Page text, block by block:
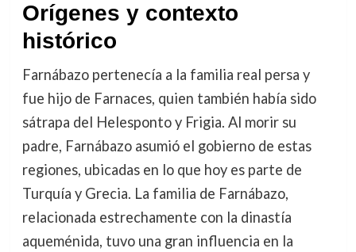
Orígenes y contexto
histórico
Farnábazo pertenecía a la familia real persa y
fue hijo de Farnaces, quien también había sido
sátrapa del Helesponto y Frigia. Al morir su
padre, Farnábazo asumió el gobierno de estas
regiones, ubicadas en lo que hoy es parte de
Turquía y Grecia. La familia de Farnábazo,
relacionada estrechamente con la dinastía
aqueménida, tuvo una gran influencia en la